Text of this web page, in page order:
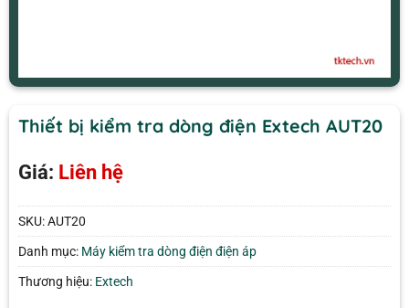
Thiết bị kiểm tra dòng điện Extech AUT20
Giá: Liên hệ
SKU:AUT20
Danh mục: Máy kiểm tra dòng điện điện áp
Thương hiệu: Extech